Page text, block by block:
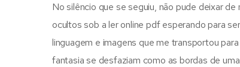
No silêncio que se seguiu, não pude deixar
ocultos sob a ler online pdf esperando para
linguagem e imagens que me transportou
fantasia se desfaziam como as bordas de